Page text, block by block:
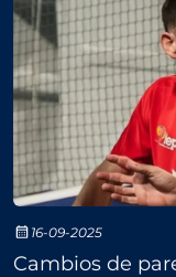
16-09-2025
Cambios de